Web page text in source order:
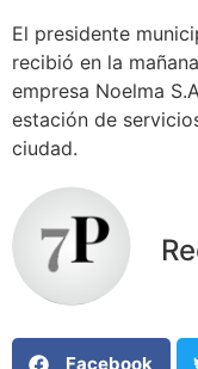
El presidente
recibió en la
empresa Noelma
estación de
ciudad.
Facebook